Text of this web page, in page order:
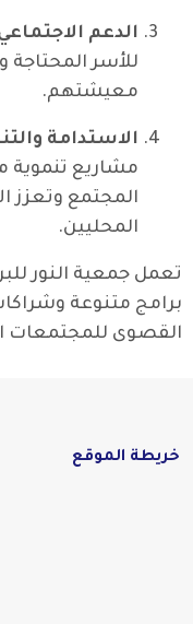
الدعم
للأسر
معيشتهم.
الاستدامة
مشاريع
المجتمع وتعزز
المحليين.
تعمل جمعية النور
برامج متنوعة
القصوى للمجتمعات
خريطة الموقع